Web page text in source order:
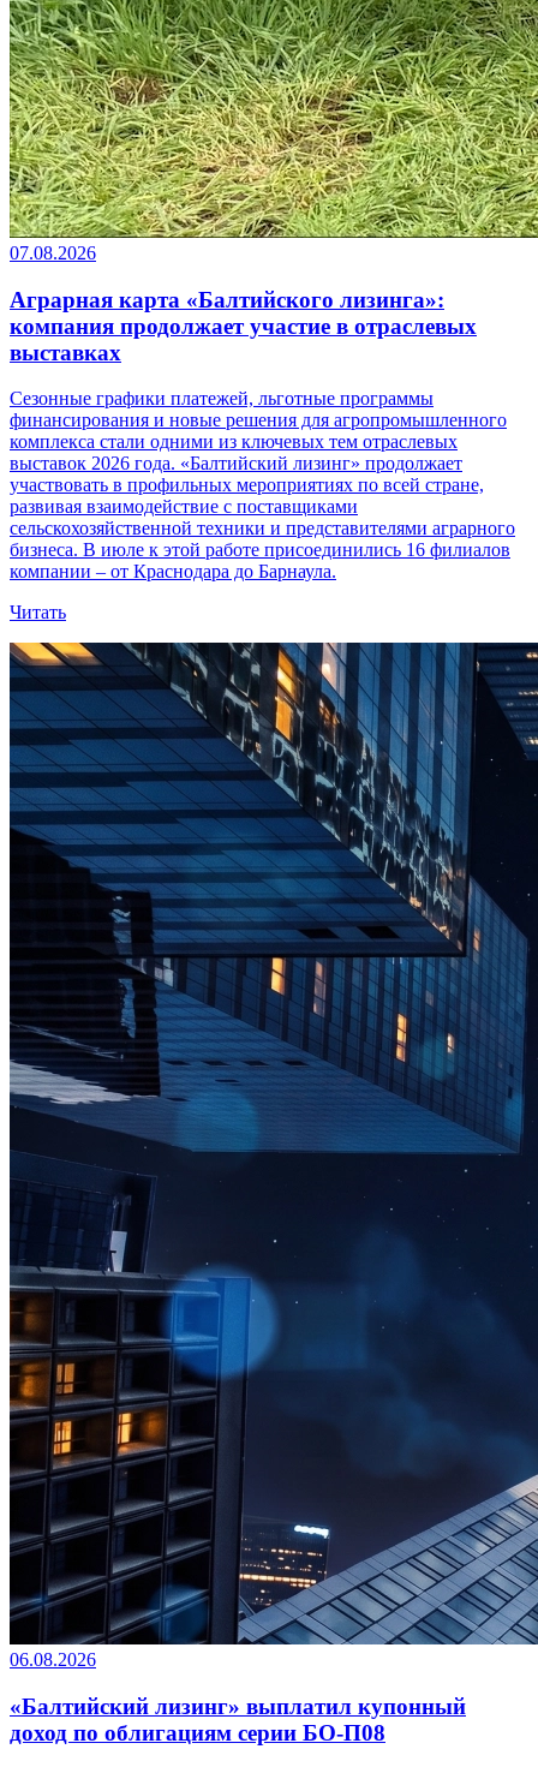
07.08.2026
Аграрная карта «Балтийского лизинга»:
компания продолжает участие в отраслевых
выставках
Сезонные графики платежей, льготные программы
финансирования и новые решения для агропромышленного
комплекса стали одними из ключевых тем отраслевых
выставок 2026 года. «Балтийский лизинг» продолжает
участвовать в профильных мероприятиях по всей стране,
развивая взаимодействие с поставщиками
сельскохозяйственной техники и представителями аграрного
бизнеса. В июле к этой работе присоединились 16 филиалов
компании – от Краснодара до Барнаула.
Читать
06.08.2026
«Балтийский лизинг» выплатил купонный
доход по облигациям серии БО-П08